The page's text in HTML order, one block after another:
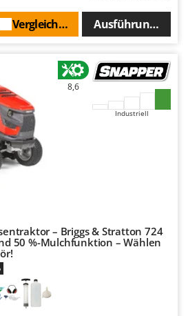
Ausführungen(5)
Vergleichen Sie
8,6
Industriell
– Briggs & Stratton 724
50 %-Mulchfunktion – Wählen